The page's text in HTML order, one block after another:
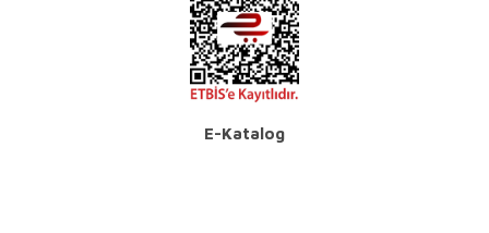
E-Katalog